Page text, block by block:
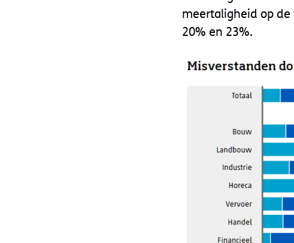
meertaligheid op
20% en 23%.